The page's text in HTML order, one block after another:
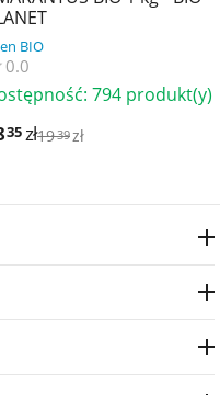
BIO
0.0
794 produkt(y)
35zł1939zł